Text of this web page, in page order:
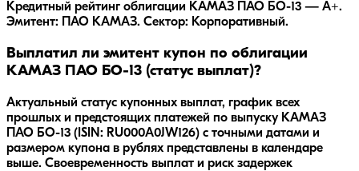
Кредитный рейтинг облигации КАМАЗ ПАО БО-13 — A+.
Эмитент: ПАО КАМАЗ. Сектор: Корпоративный.
Выплатил ли эмитент купон по облигации
КАМАЗ ПАО БО-13 (статус выплат)?
Актуальный статус купонных выплат, график всех
прошлых и предстоящих платежей по выпуску КАМАЗ
ПАО БО-13 (ISIN: RU000A0JW126) с точными датами и
размером купона в рублях представлены в календаре
выше. Своевременность выплат и риск задержек